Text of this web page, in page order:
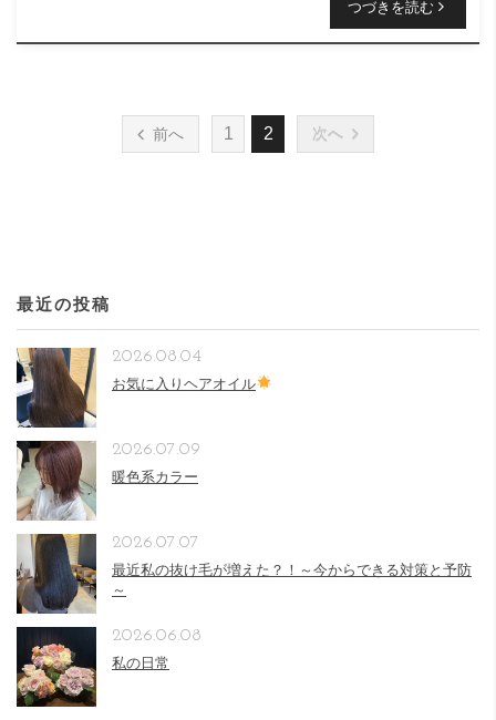
つづきを読む
前へ 1 2 次へ
最近の投稿
お気に入りヘアオイル
2026.08.04
暖色系カラー
2026.07.09
最近私の抜け毛が増えた？！～今からできる対策と予防
～
2026.07.07
私の日常
2026.06.08